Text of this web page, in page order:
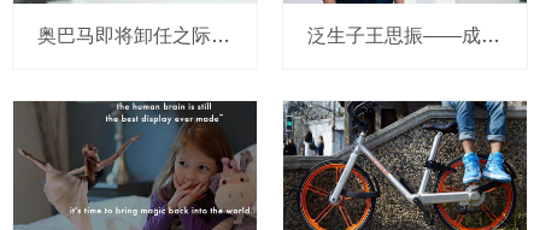
奥巴马即将卸任之际，要让无人驾驶汽车合法化？ 泛生子王思振——成立两年，融资数亿，基因检测如何帮助人类战胜癌症？